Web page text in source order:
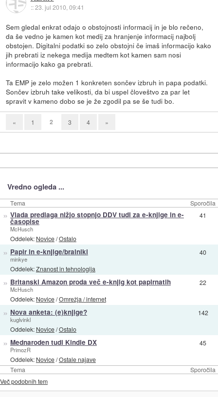
::23. jul 2010, 09:41
Sem gledal enkrat odajo o obstojnosti informacij in je blo rečeno,
da še vedno je kamen kot medij za hranjenje informacij najbolj
obstojen. Digitalni podatki so zelo obstojni če imaš informacijo kako
jih prebrati iz nekega medija medtem kot kamen sam nosi
informacijo kako ga prebrati.
Ta EMP je zelo možen 1 konkreten sončev izbruh in papa podatki.
Sončev izbruh take velikosti, da bi uspel človeštvo za par let
spravit v kameno dobo se je že zgodil pa se še tudi bo.
« 1 2 3 4 »
Vredno ogleda ...
Tema Sporočila
Tema Sporočila
» Vlada predlaga nižjo stopnjo DDV tudi za e-knjige in e-
časopise
McHusch
Oddelek: Novice/Ostalo
41
» Papir in e-knjige/bralniki
minkye
Oddelek:Znanost in tehnologija
40
» Britanski Amazon proda več e-knjig kot papirnatih
McHusch
Oddelek: Novice/Omrežja / internet
22
» Nova anketa: (e)knjige?
kuglvinkl
Oddelek: Novice/Ostalo
142
» Mednaroden tudi Kindle DX
PrimozR
Oddelek: Novice/Ostale najave
45
Več podobnih tem